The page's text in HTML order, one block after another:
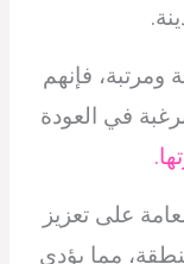
ومرتبة، فإنهم
في العودة
على تعزيز
مما يؤدي